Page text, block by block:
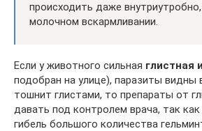
происходить даже
молочном вскармливании.
Если у животного сильная глистная
подобран на улице), паразиты видны
тошнит глистами, то препараты от
давать под контролем врача, так
гибель большого количества